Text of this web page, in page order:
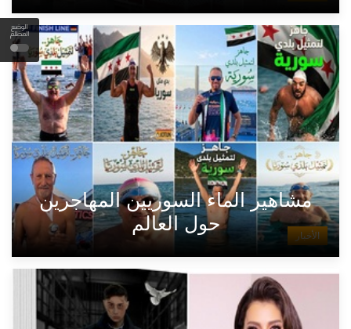
الوضع
المظلم
الأخبار
مشاهير الماء السوريين المهاجرين
حول العالم